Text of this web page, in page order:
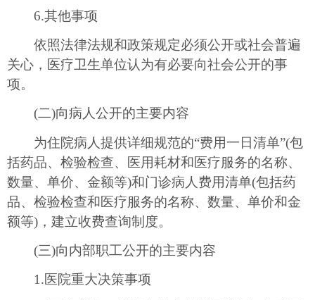
6.其他事项
依照法律法规和政策规定必须公开或社会普遍
关心，医疗卫生单位认为有必要向社会公开的事
项。
(二)向病人公开的主要内容
为住院病人提供详细规范的“费用一日清单”(包
括药品、检验检查、医用耗材和医疗服务的名称、
数量、单价、金额等)和门诊病人费用清单(包括药
品、检验检查和医疗服务的名称、数量、单价和金
额等)，建立收费查询制度。
(三)向内部职工公开的主要内容
1.医院重大决策事项